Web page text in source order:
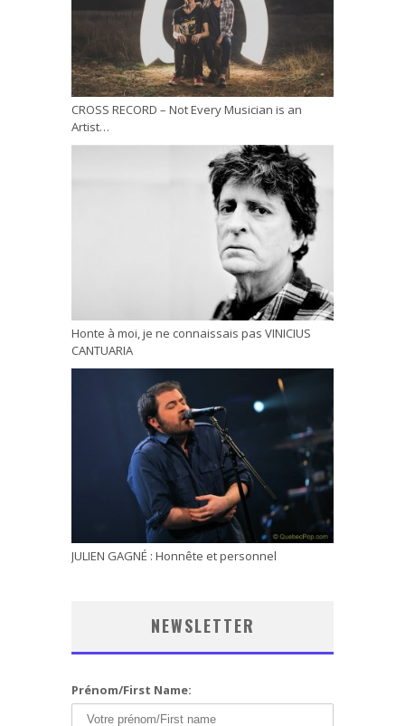
CROSS RECORD – Not Every Musician is an
Artist…
Honte à moi, je ne connaissais pas VINICIUS
CANTUARIA
JULIEN GAGNÉ : Honnête et personnel
NEWSLETTER
Prénom/First Name: